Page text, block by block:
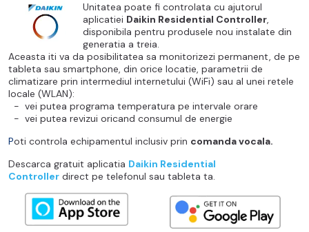
Unitatea poate fi controlata cu ajutorul
aplicatiei Daikin Residential Controller,
disponibila pentru produsele nou instalate din
generatia a treia.
Aceasta iti va da posibilitatea sa monitorizezi permanent, de pe
tableta sau smartphone, din orice locatie, parametrii de
climatizare prin intermediul internetului (WiFi) sau al unei retele
locale (WLAN):
- vei putea programa temperatura pe intervale orare
- vei putea revizui oricand consumul de energie
Poti controla echipamentul inclusiv prin comanda vocala.
Descarca gratuit aplicatia Daikin Residential
Controller direct pe telefonul sau tableta ta.